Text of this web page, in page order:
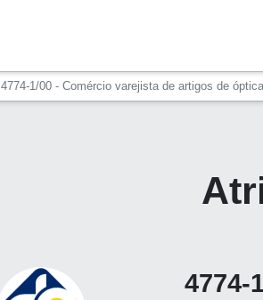
4774-1/00 - Comércio varejista de artigos de
4774-